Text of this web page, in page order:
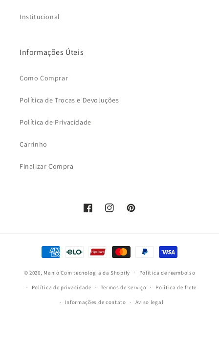
Institucional
Informações Úteis
Como Comprar
Política de Trocas e Devoluções
Política de Privacidade
Carrinho
Finalizar Compra
FacebookInstagramPinterest
Formas
de
pagamento
© 2026, Maniò Com tecnologia da Shopify Política de reembolso
Política de privacidade Termos de serviço Política de frete
Informações de contato Aviso legal